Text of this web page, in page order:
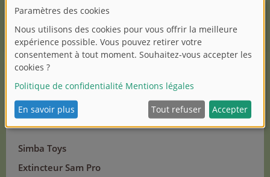
Simba Toys
Extincteur Sam Pro